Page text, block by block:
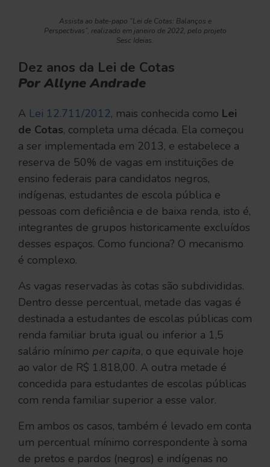
Assista ao bate-papo “Lei de Cotas: Balanços e
Perspectivas”, realizado em janeiro de 2022, pelo projeto
Sesc Ideias.
Dez anos da Lei de Cotas
Por Allyne Andrade
A Lei 12.711/2012, mais conhecida como Lei
de Cotas, completa uma década. Ela começou
a ser implementada em 2013, e estabelece a
reserva de 50% de vagas em instituições de
ensino federais para candidatos negros,
indígenas, estudantes de escola pública e
pessoas com deficiência e de baixa renda, isto é,
integrantes de grupos historicamente excluídos
desses espaços. Como funciona? O mecanismo
é complexo.
As vagas reservadas às cotas são subdivididas.
Dentro desse percentual, metade das vagas é
destinada a estudantes de escolas públicas com
renda familiar bruta igual ou inferior a 1,5
salário mínimo per capita, o que equivale hoje
ao valor de R$ 1.818,00. A outra metade é
concedida para estudantes de escolas públicas
com renda familiar superior a esse valor.
Em ambos os casos, também é levado em conta
um percentual mínimo correspondente à soma
de pretos e pardos (negros) e indígenas no